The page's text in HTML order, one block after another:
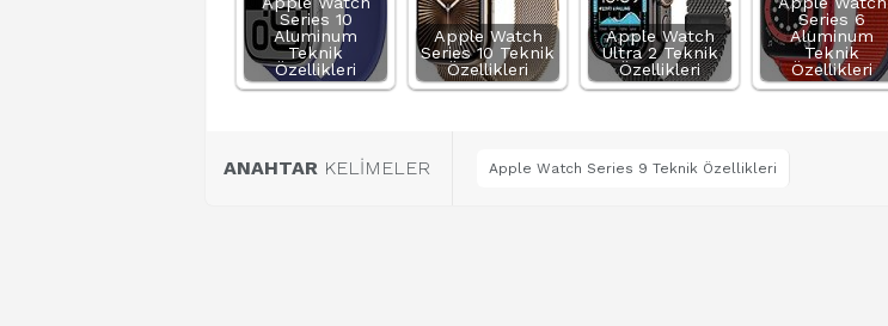
Series 10
Aluminum
Teknik
Özellikleri
Apple Watch
Series 10 Teknik
Özellikleri
Apple Watch
Ultra 2 Teknik
Özellikleri
Series 6
Aluminum
Teknik
Özellikleri
ANAHTAR KELİMELER Apple Watch Series 9 Teknik Özellikleri